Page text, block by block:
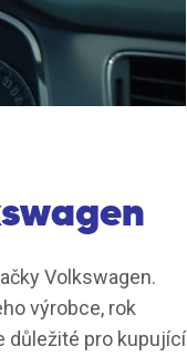
Volkswagen.
výrobce, rok
důležité pro kupující